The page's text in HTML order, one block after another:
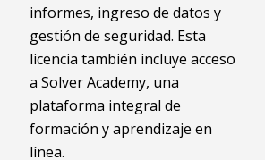
informes, ingreso de datos y
gestión de seguridad. Esta
licencia también incluye acceso
a Solver Academy, una
plataforma integral de
formación y aprendizaje en
línea.